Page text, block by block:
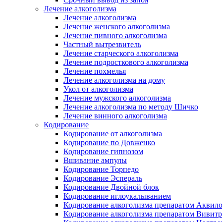
Лечение алкоголизма
Лечение алкоголизма
Лечение женского алкоголизма
Лечение пивного алкоголизма
Частный вытрезвитель
Лечение старческого алкоголизма
Лечение подросткового алкоголизма
Лечение похмелья
Лечение алкоголизма на дому
Укол от алкоголизма
Лечение мужского алкоголизма
Лечение алкоголизма по методу Шичко
Лечение винного алкоголизма
Кодирование
Кодирование от алкоголизма
Кодирование по Довженко
Кодирование гипнозом
Вшивание ампулы
Кодирование Торпедо
Кодирование Эспераль
Кодирование Двойной блок
Кодирование иглоукалыванием
Кодирование алкоголизма препаратом
Кодирование алкоголизма препаратом